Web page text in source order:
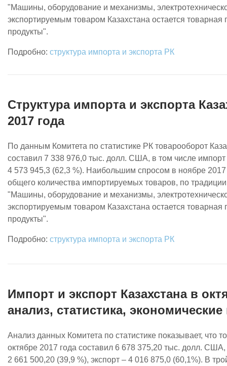
"Машины, оборудование и механизмы,
экспортируемым товаром Казахстана остается
продукты".
структура импорта и экспорта РК
Структура импорта и экспорта
2017 года
По данным Комитета по статистике РК товарооборот
составил 7 338 976,0 тыс. долл. США, в том числе импорт
4 573 945,3 (62,3 %). Наибольшим спросом в ноябре 2017
общего количества импортируемых товаров, по
"Машины, оборудование и механизмы,
экспортируемым товаром Казахстана остается
продукты".
структура импорта и экспорта РК
Импорт и экспорт Казахстана в
анализ, статистика, экономические
Анализ данных Комитета по статистике показывает, что
октябре 2017 года составил 6 678 375,20 тыс. долл.
2 661 500,20 (39,9 %), экспорт – 4 016 875,0 (60,1%). В